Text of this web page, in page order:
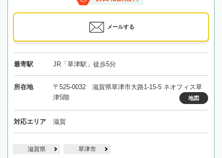
メールする
最寄駅 JR「草津駅」徒歩5分
所在地
〒525-0032 滋賀県草津市大路1-15-5 ネオフィス草
津5階
地図
対応エリア 滋賀
滋賀県 草津市